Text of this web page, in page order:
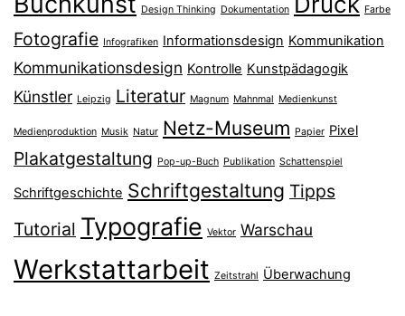
Design Thinking Dokumentation Farbe
Fotografie Infografiken Informationsdesign Kommunikation
Kommunikationsdesign Kontrolle Kunstpädagogik
Künstler Leipzig Literatur Magnum Mahnmal Medienkunst
Medienproduktion Musik Natur Netz-Museum Papier Pixel
Plakatgestaltung Pop-up-Buch Publikation Schattenspiel
Schriftgeschichte Schriftgestaltung Tipps
Tutorial Typografie Vektor Warschau
Werkstattarbeit Zeitstrahl Überwachung